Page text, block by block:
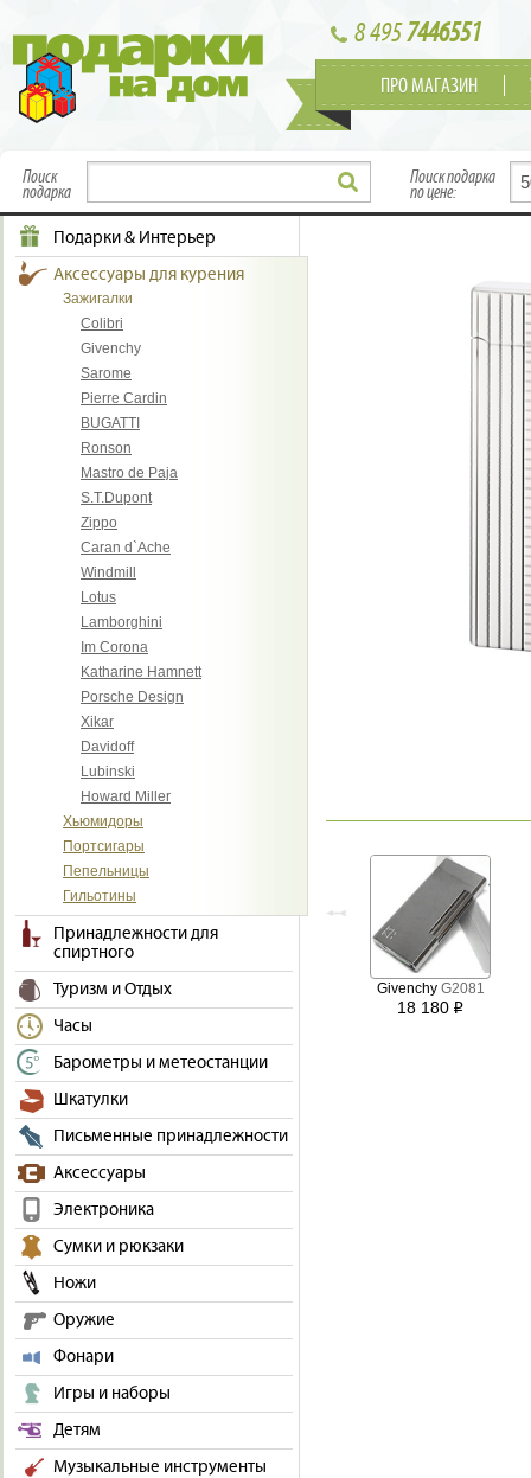
8 4957446551
ПРО МАГАЗИН
Поиск
подарка
Поиск подарка
по цене:
Подарки & Интерьер
Аксессуары для курения
Зажигалки
Colibri
Givenchy
Sarome
Pierre Cardin
BUGATTI
Ronson
Mastro de Paja
S.T.Dupont
Zippo
Caran d`Ache
Windmill
Lotus
Lamborghini
Im Corona
Katharine Hamnett
Porsche Design
Xikar
Davidoff
Lubinski
Howard Miller
Хьюмидоры
Портсигары
Пепельницы
Гильотины
Принадлежности для
спиртного
Туризм и Отдых
Часы
Барометры и метеостанции
Шкатулки
Письменные принадлежности
Аксессуары
Электроника
Сумки и рюкзаки
Ножи
Оружие
Фонари
Игры и наборы
Детям
Музыкальные инструменты
Givenchy G2081
18 180 i